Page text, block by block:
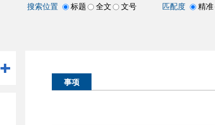
搜索位置 标题 全文 文号 匹配度 精准
事项